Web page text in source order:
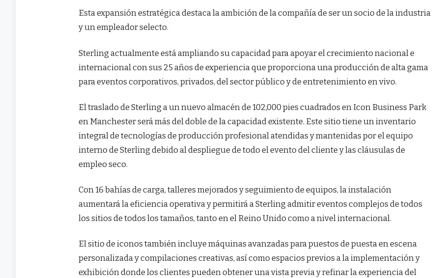
Esta expansión estratégica destaca la ambición de la compañía de ser un socio de la industria
y un empleador selecto.
Sterling actualmente está ampliando su capacidad para apoyar el crecimiento nacional e
internacional con sus 25 años de experiencia que proporciona una producción de alta gama
para eventos corporativos, privados, del sector público y de entretenimiento en vivo.
El traslado de Sterling a un nuevo almacén de 102,000 pies cuadrados en Icon Business Park
en Manchester será más del doble de la capacidad existente. Este sitio tiene un inventario
integral de tecnologías de producción profesional atendidas y mantenidas por el equipo
interno de Sterling debido al despliegue de todo el evento del cliente y las cláusulas de
empleo seco.
Con 16 bahías de carga, talleres mejorados y seguimiento de equipos, la instalación
aumentará la eficiencia operativa y permitirá a Sterling admitir eventos complejos de todos
los sitios de todos los tamaños, tanto en el Reino Unido como a nivel internacional.
El sitio de iconos también incluye máquinas avanzadas para puestos de puesta en escena
personalizada y compilaciones creativas, así como espacios previos a la implementación y
exhibición donde los clientes pueden obtener una vista previa y refinar la experiencia del